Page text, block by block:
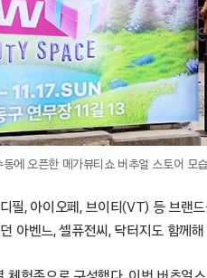
동에 오픈한 메가뷰티쇼 버추얼 스토어 모습
필, 아이오페, 브이티(VT) 등 브랜
아벤느, 셀퓨전씨, 닥터지도 함께